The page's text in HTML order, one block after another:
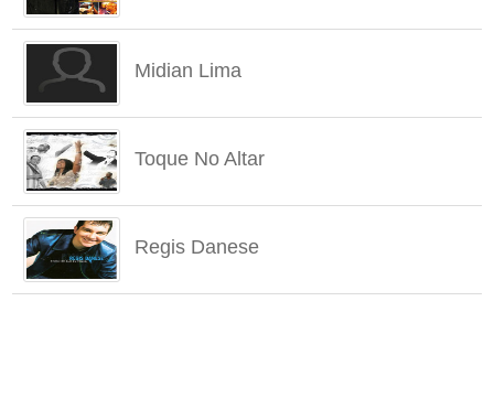
Midian Lima
Toque No Altar
Regis Danese